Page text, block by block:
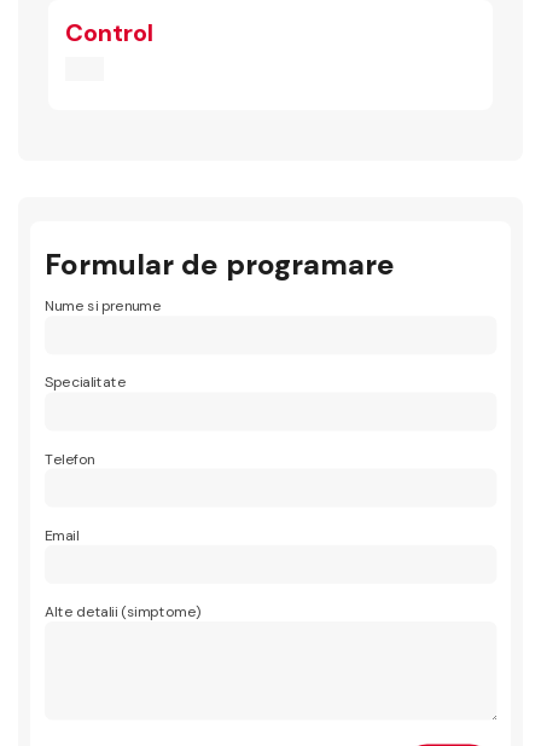
Control
Formular de programare
Nume si prenume
Specialitate
Telefon
Email
Alte detalii (simptome)